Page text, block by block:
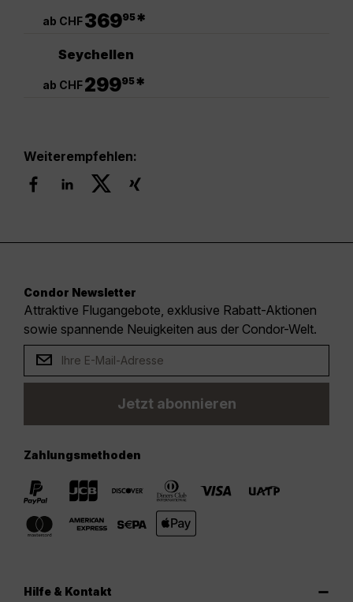
ab CHF36995*
Seychellen
ab CHF29995*
Weiterempfehlen:
Condor Newsletter
Attraktive Flugangebote, exklusive Rabatt-Aktionen
sowie spannende Neuigkeiten aus der Condor-Welt.
Jetzt abonnieren
Zahlungsmethoden
Hilfe & Kontakt